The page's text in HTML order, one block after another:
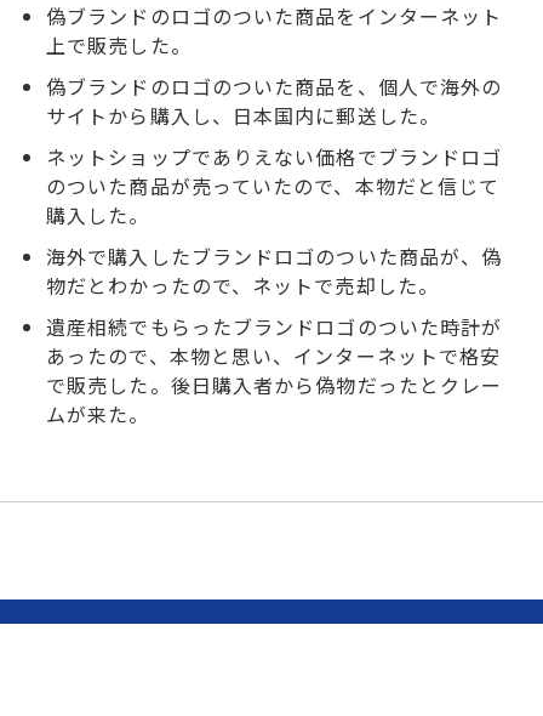
偽ブランドのロゴのついた商品をインターネット
上で販売した。
偽ブランドのロゴのついた商品を、個人で海外の
サイトから購入し、日本国内に郵送した。
ネットショップでありえない価格でブランドロゴ
のついた商品が売っていたので、本物だと信じて
購入した。
海外で購入したブランドロゴのついた商品が、偽
物だとわかったので、ネットで売却した。
遺産相続でもらったブランドロゴのついた時計が
あったので、本物と思い、インターネットで格安
で販売した。後日購入者から偽物だったとクレー
ムが来た。